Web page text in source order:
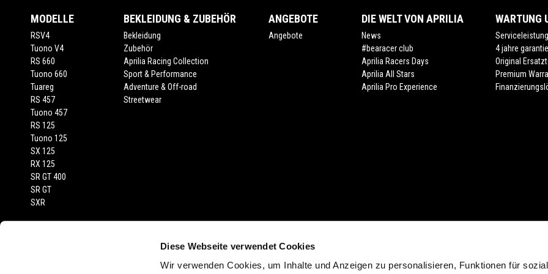
Diese Webseite verwendet Cookies
Wir verwenden Cookies, um Inhalte und Anzeigen zu personalisieren, Funktionen für
MODELLE
RSV4
Tuono V4
RS 660
Tuono 660
Tuareg
RS 457
Tuono 457
RS 125
Tuono 125
SX 125
RX 125
SR GT 400
SR GT
SXR
BEKLEIDUNG & ZUBEHÖR
Bekleidung
Zubehör
Aprilia Racing Collection
Sport & Performance
Adventure & Off-road
Streetwear
ANGEBOTE
Angebote
DIE WELT VON APRILIA
News
#bearacer club
Aprilia Racers Days
Aprilia All Stars
Aprilia Pro Experience
WARTUNG
4 jahre
Original
Premium
Empfohlene Verkaufspreise inkl. MwSt., Transport und Fahrzeugprüfbericht (Form. 13.20). Zuzüglich individuelle Ablieferungspauschale des